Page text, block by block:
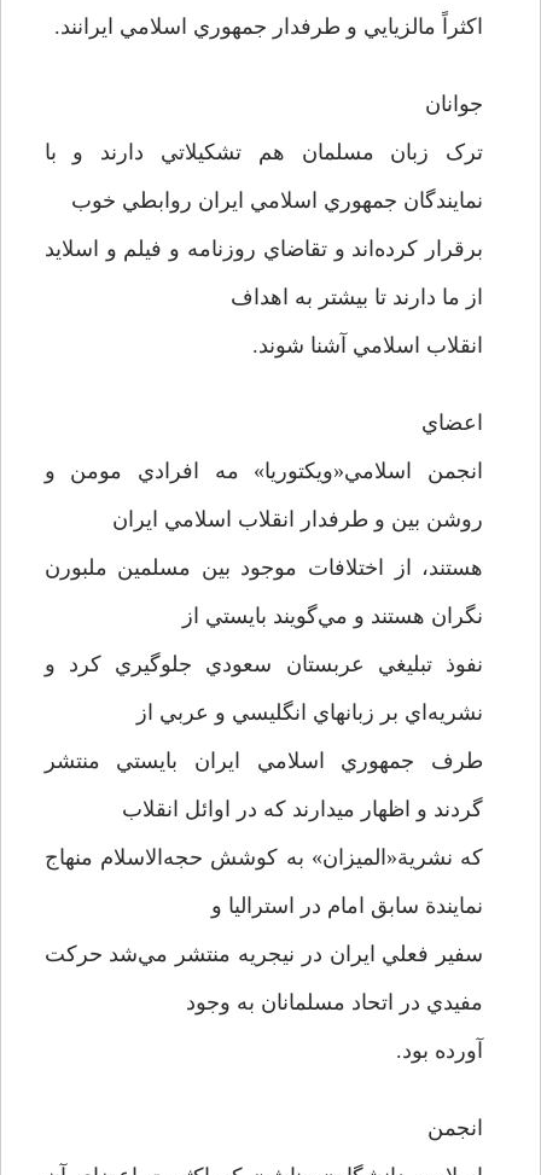
اکثراً مالزيايي و طرفدار جمهوري اسلامي ايرانند.
جوانان
ترک زبان مسلمان هم تشکيلاتي دارند و با
نمايندگان جمهوري اسلامي ايران روابطي خوب
برقرار کرده‌اند و تقاضاي روزنامه و فيلم و اسلايد
از ما دارند تا بيشتر به اهداف
انقلاب اسلامي آشنا شوند.
اعضاي
انجمن اسلامي«ويکتوريا» مه افرادي مومن و
روشن بين و طرفدار انقلاب اسلامي ايران
هستند، از اختلافات موجود بين مسلمين ملبورن
نگران هستند و مي‌گويند بايستي از
نفوذ تبليغي عربستان سعودي جلوگيري کرد و
نشريه‌اي بر زبانهاي انگليسي و عربي از
طرف جمهوري اسلامي ايران بايستي منتشر
گردند و اظهار ميدارند که در اوائل انقلاب
که نشرية«الميزان» به کوشش حجه‌الاسلام منهاج
نمايندة سابق امام در استراليا و
سفير فعلي ايران در نيجريه منتشر مي‌شد حرکت
مفيدي در اتحاد مسلمانان به وجود
آورده بود.
انجمن